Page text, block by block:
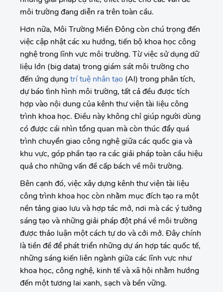
môi trường đang diễn ra trên toàn cầu.
Hơn nữa, Môi Trường Miền Đông còn chú trọng đến
việc cập nhật các xu hướng, tiến bộ khoa học công
nghệ trong lĩnh vực môi trường. Từ việc sử dụng dữ
liệu lớn (big data) trong giám sát môi trường cho
đến ứng dụngtrí tuệ nhân tạo (AI) trong phân tích,
dự báo tình hình môi trường, tất cả đều được tích
hợp vào nội dung của kênh thư viện tài liệu công
trình khoa học. Điều này không chỉ giúp người dùng
có được cái nhìn tổng quan mà còn thúc đẩy quá
trình chuyển giao công nghệ giữa các quốc gia và
khu vực, góp phần tạo ra các giải pháp toàn cầu hiệu
quả cho những vấn đề cấp bách về môi trường.
Bên cạnh đó, việc xây dựng kênh thư viện tài liệu
công trình khoa học còn nhằm mục đích tạo ra một
nền tảng giao lưu và hợp tác mở, nơi mà các ý tưởng
sáng tạo và những giải pháp đột phá về môi trường
được thảo luận một cách tự do và cởi mở. Đây chính
là tiền đề để phát triển những dự án hợp tác quốc tế,
những sáng kiến liên ngành giữa các lĩnh vực như
khoa học, công nghệ, kinh tế và xã hội nhằm hướng
đến một tương lai xanh, sạch và bền vững.